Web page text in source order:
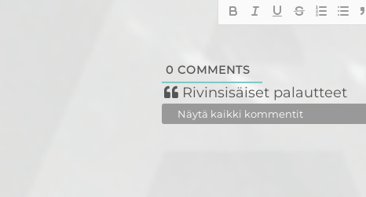
0 COMMENTS
Rivinsisäiset palautteet
Näytä kaikki kommentit